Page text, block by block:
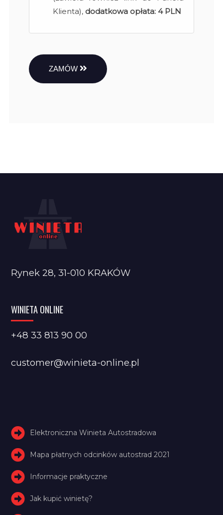
Klienta), dodatkowa opłata: 4 PLN
ZAMÓW
Rynek 28, 31-010 KRAKÓW
WINIETA ONLINE
+48 33 813 90 00
customer@winieta-online.pl
Elektroniczna Winieta Autostradowa
Mapa płatnych odcinków autostrad 2021
Informacje praktyczne
Jak kupić winietę?